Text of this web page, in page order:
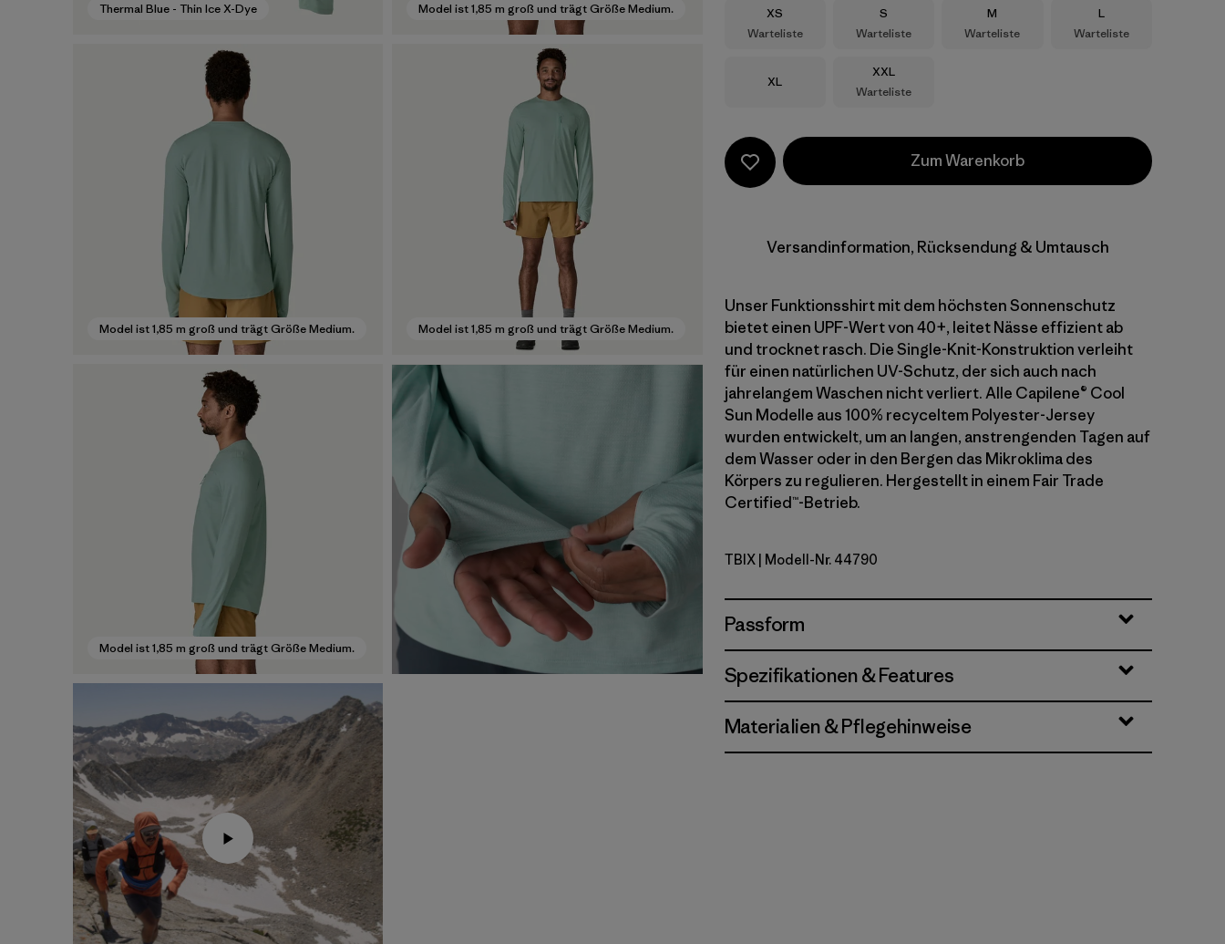
Thermal Blue - Thin Ice X-Dye Model ist 1,85 m groß und trägt Größe Medium.
Model ist 1,85 m groß und trägt Größe Medium. Model ist 1,85 m groß und trägt Größe Medium.
Model ist 1,85 m groß und trägt Größe Medium.
Größe
XS
Warteliste
Größe
S
Warteliste
Größe
M
Warteliste
Größe
L
Warteliste
Größe
XL
Größe
XXL
Warteliste
Zum Warenkorb
Versandinformation, Rücksendung & Umtausch
Unser Funktionsshirt mit dem höchsten Sonnenschutz
bietet einen UPF-Wert von 40+, leitet Nässe effizient ab
und trocknet rasch. Die Single-Knit-Konstruktion verleiht
für einen natürlichen UV-Schutz, der sich auch nach
jahrelangem Waschen nicht verliert. Alle Capilene® Cool
Sun Modelle aus 100% recyceltem Polyester-Jersey
wurden entwickelt, um an langen, anstrengenden Tagen auf
dem Wasser oder in den Bergen das Mikroklima des
Körpers zu regulieren. Hergestellt in einem Fair Trade
Certified™-Betrieb.
Thermal Blue - Thin Ice X-Dye
TBIX | Modell-Nr. 44790
Passform
Spezifikationen & Features
Materialien & Pflegehinweise